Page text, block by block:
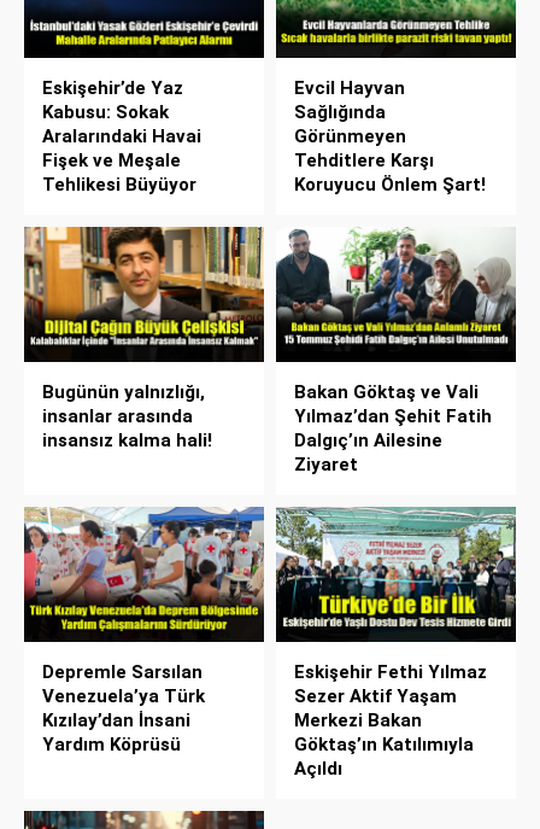
Eskişehir’de Yaz
Kabusu: Sokak
Aralarındaki Havai
Fişek ve Meşale
Tehlikesi Büyüyor
Evcil Hayvan
Sağlığında
Görünmeyen
Tehditlere Karşı
Koruyucu Önlem Şart!
Bugünün yalnızlığı,
insanlar arasında
insansız kalma hali!
Bakan Göktaş ve Vali
Yılmaz’dan Şehit Fatih
Dalgıç’ın Ailesine
Ziyaret
Depremle Sarsılan
Venezuela’ya Türk
Kızılay’dan İnsani
Yardım Köprüsü
Eskişehir Fethi Yılmaz
Sezer Aktif Yaşam
Merkezi Bakan
Göktaş’ın Katılımıyla
Açıldı